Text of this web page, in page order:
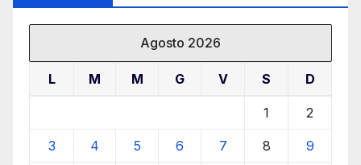
Agosto 2026
L M M G V S D
1 2
3 4 5 6 7 8 9